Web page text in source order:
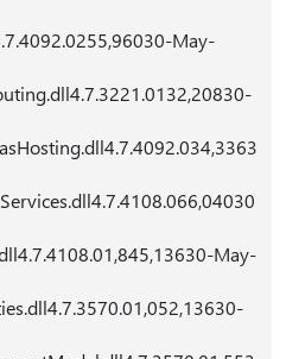
May-
May-